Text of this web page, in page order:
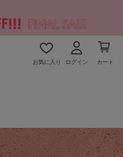
お気に入り ログイン カート